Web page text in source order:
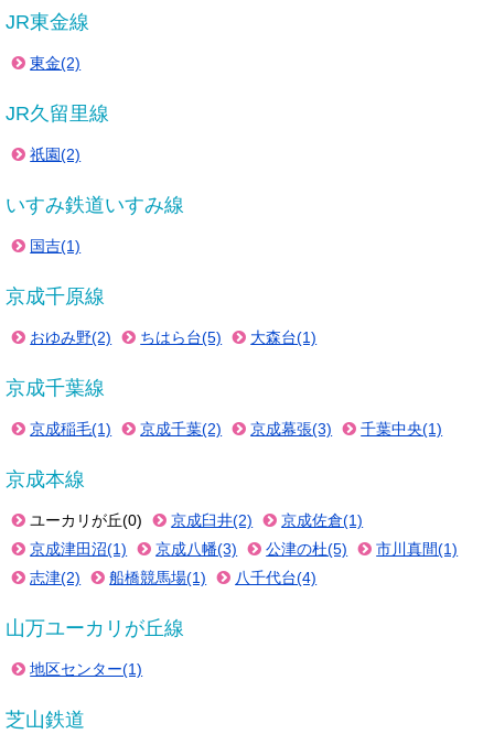
JR東金線
東金(2)
JR久留里線
祇園(2)
いすみ鉄道いすみ線
国吉(1)
京成千原線
おゆみ野(2) ちはら台(5) 大森台(1)
京成千葉線
京成稲毛(1) 京成千葉(2) 京成幕張(3) 千葉中央(1)
京成本線
ユーカリが丘(0) 京成臼井(2)
京成佐倉(1)
京成津田沼(1)
京成八幡(3) 公津の杜(5)
市川真間(1)
志津(2)
船橋競馬場(1) 八千代台(4)
山万ユーカリが丘線
地区センター(1)
芝山鉄道